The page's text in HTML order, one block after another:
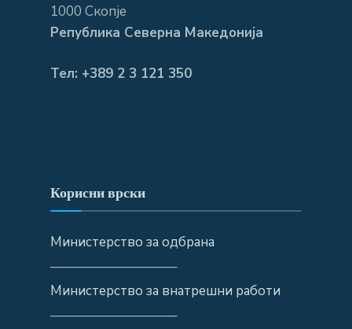
1000 Скопје
Република Северна Македонија
Тел: +389 2 3 121 350
Корисни врски
Министерство за одбрана
—————————–
Министерство за внатрешни работи
—————————–